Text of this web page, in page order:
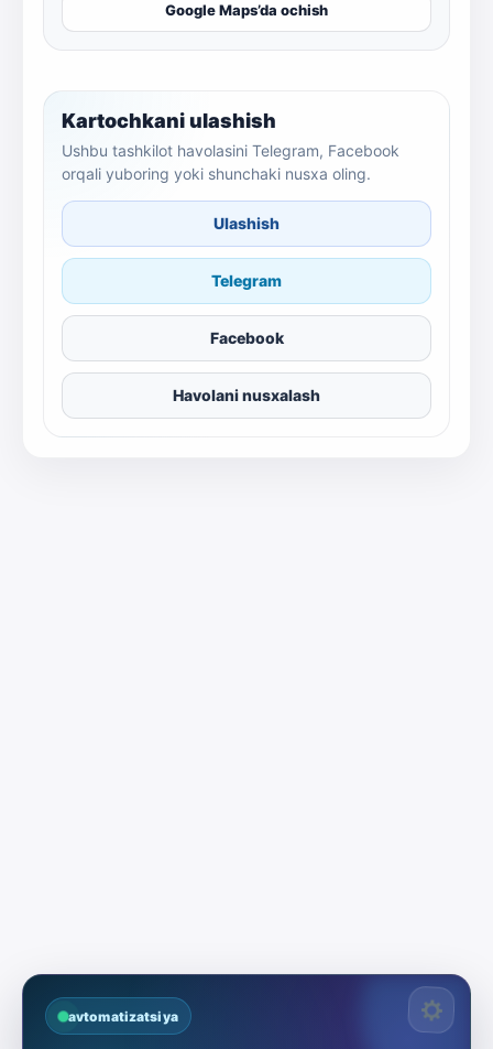
Google Maps’da ochish
Kartochkani ulashish
Ushbu tashkilot havolasini Telegram, Facebook
orqali yuboring yoki shunchaki nusxa oling.
Ulashish
Telegram
Facebook
Havolani nusxalash
avtomatizatsiya